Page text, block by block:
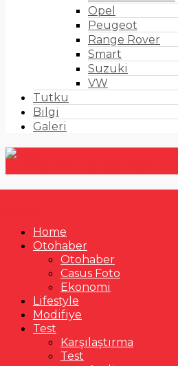
Opel
Peugeot
Range Rover
Smart
Suzuki
VW
Tutku
Bilgi
Galeri
Home
Otohaber
Otohaber
Casus Foto
Ekonomi
Lifestyle
Modifiye
Test
Karşılaştırma
Test